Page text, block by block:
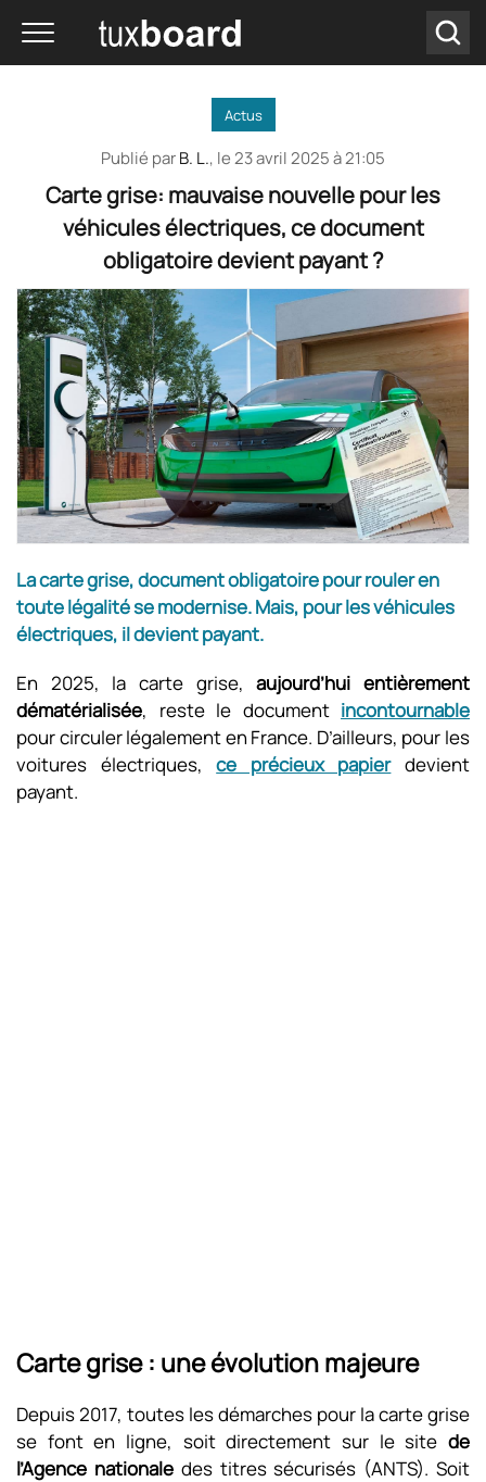
Actus
Publié parB. L., le23 avril 2025 à 21:05
Carte grise: mauvaise nouvelle pour les
véhicules électriques, ce document
obligatoire devient payant ?
La carte grise, document obligatoire pour rouler en
toute légalité se modernise. Mais, pour les véhicules
électriques, il devient payant.
En 2025, la carte grise,aujourd’hui entièrement
dématérialisée, reste le document incontournable
pour circuler légalement en France. D’ailleurs, pour les
voitures électriques,ce précieux papierdevient
payant.
Carte grise : une évolution majeure
Depuis 2017, toutes les démarches pour la carte grise
se font en ligne, soit directement sur le site de
l’Agence nationaledes titres sécurisés (ANTS). Soit